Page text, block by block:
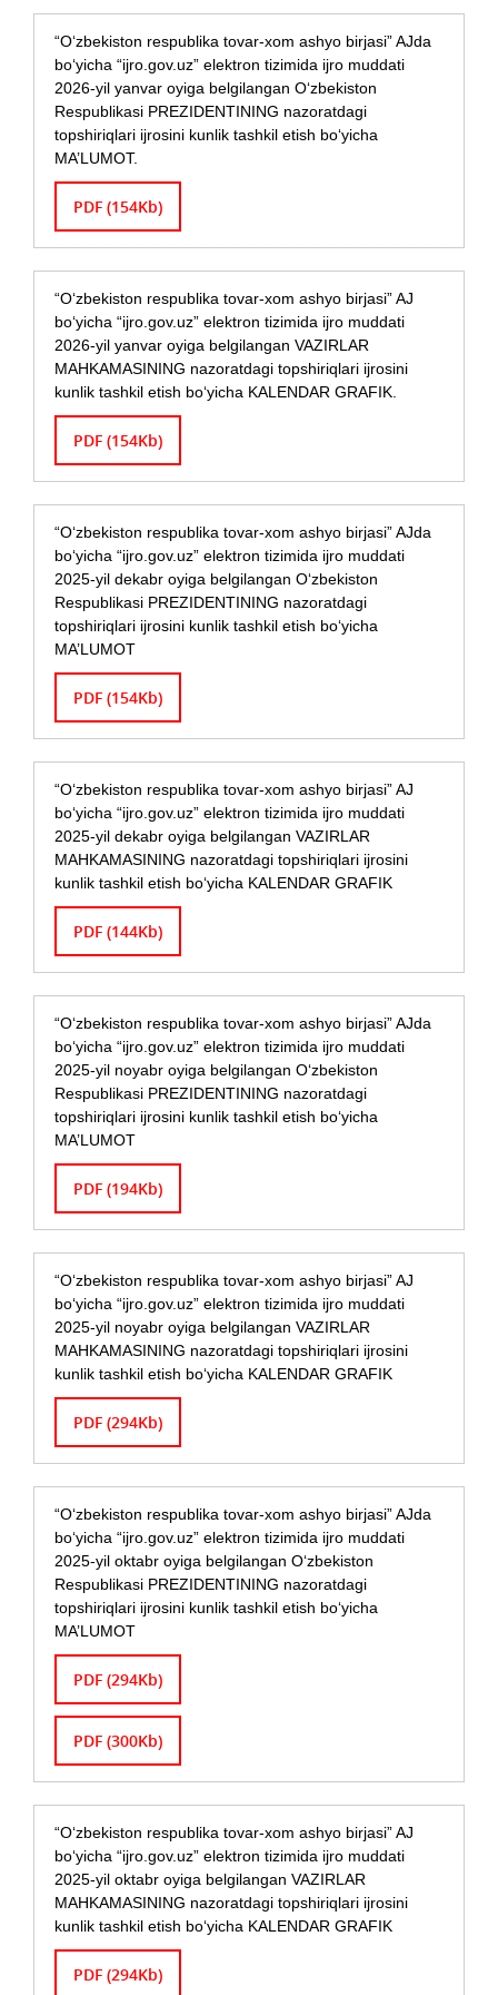
“O‘zbekiston respublika tovar-xom ashyo birjasi” AJda
bo‘yicha “ijro.gov.uz” elektron tizimida ijro muddati
2026-yil yanvar oyiga belgilangan O‘zbekiston
Respublikasi PREZIDENTINING nazoratdagi
topshiriqlari ijrosini kunlik tashkil etish bo‘yicha
MA’LUMOT.
PDF (154Kb)
“O‘zbekiston respublika tovar-xom ashyo birjasi” AJ
bo‘yicha “ijro.gov.uz” elektron tizimida ijro muddati
2026-yil yanvar oyiga belgilangan VAZIRLAR
MAHKAMASINING nazoratdagi topshiriqlari ijrosini
kunlik tashkil etish bo‘yicha KALENDAR GRAFIK.
PDF (154Kb)
“O‘zbekiston respublika tovar-xom ashyo birjasi” AJda
bo‘yicha “ijro.gov.uz” elektron tizimida ijro muddati
2025-yil dekabr oyiga belgilangan O‘zbekiston
Respublikasi PREZIDENTINING nazoratdagi
topshiriqlari ijrosini kunlik tashkil etish bo‘yicha
MA’LUMOT
PDF (154Kb)
“O‘zbekiston respublika tovar-xom ashyo birjasi” AJ
bo‘yicha “ijro.gov.uz” elektron tizimida ijro muddati
2025-yil dekabr oyiga belgilangan VAZIRLAR
MAHKAMASINING nazoratdagi topshiriqlari ijrosini
kunlik tashkil etish bo‘yicha KALENDAR GRAFIK
PDF (144Kb)
“O‘zbekiston respublika tovar-xom ashyo birjasi” AJda
bo‘yicha “ijro.gov.uz” elektron tizimida ijro muddati
2025-yil noyabr oyiga belgilangan O‘zbekiston
Respublikasi PREZIDENTINING nazoratdagi
topshiriqlari ijrosini kunlik tashkil etish bo‘yicha
MA’LUMOT
PDF (194Kb)
“O‘zbekiston respublika tovar-xom ashyo birjasi” AJ
bo‘yicha “ijro.gov.uz” elektron tizimida ijro muddati
2025-yil noyabr oyiga belgilangan VAZIRLAR
MAHKAMASINING nazoratdagi topshiriqlari ijrosini
kunlik tashkil etish bo‘yicha KALENDAR GRAFIK
PDF (294Kb)
“O‘zbekiston respublika tovar-xom ashyo birjasi” AJda
bo‘yicha “ijro.gov.uz” elektron tizimida ijro muddati
2025-yil oktabr oyiga belgilangan O‘zbekiston
Respublikasi PREZIDENTINING nazoratdagi
topshiriqlari ijrosini kunlik tashkil etish bo‘yicha
MA’LUMOT
PDF (294Kb)
PDF (300Kb)
“O‘zbekiston respublika tovar-xom ashyo birjasi” AJ
bo‘yicha “ijro.gov.uz” elektron tizimida ijro muddati
2025-yil oktabr oyiga belgilangan VAZIRLAR
MAHKAMASINING nazoratdagi topshiriqlari ijrosini
kunlik tashkil etish bo‘yicha KALENDAR GRAFIK
PDF (294Kb)